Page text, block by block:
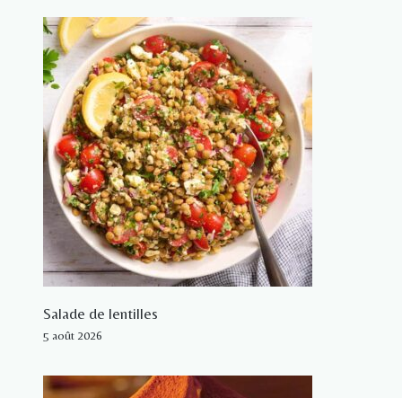
Salade de lentilles
5 août 2026